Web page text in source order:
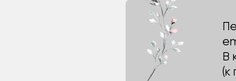
В
(к